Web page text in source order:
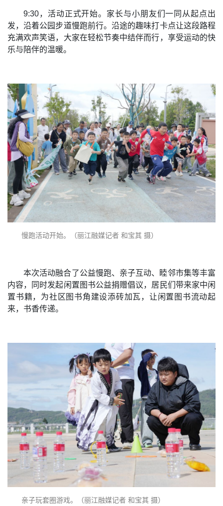
9:30，活动正式开始。家长与小朋友们一同从起点出
发，沿着公园步道慢跑前行。沿途的趣味打卡点让这段路程
充满欢声笑语，大家在轻松节奏中结伴而行，享受运动的快
乐与陪伴的温暖。
慢跑活动开始。（丽江融媒记者 和宝其 摄）
本次活动融合了公益慢跑、亲子互动、睦邻市集等丰富
内容，同时发起闲置图书公益捐赠倡议，居民们带来家中闲
置书籍，为社区图书角建设添砖加瓦，让闲置图书流动起
来，书香传递。
亲子玩套圈游戏。（丽江融媒记者 和宝其 摄）